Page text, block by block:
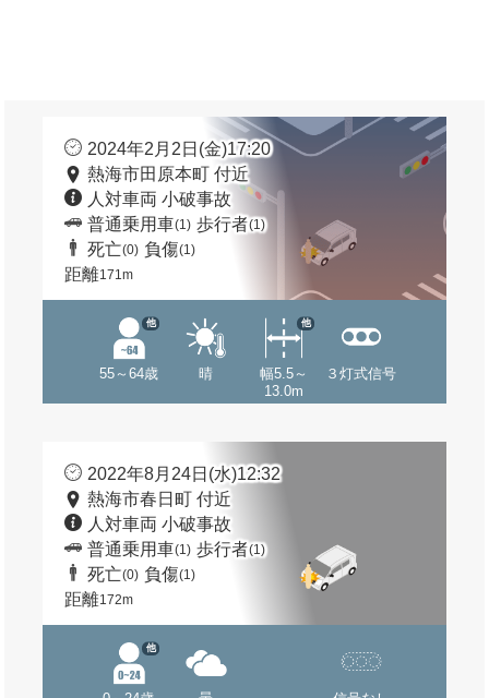
2024年2月2日(金)17:20
熱海市田原本町 付近
人対車両 小破事故
普通乗用車(1) 歩行者(1)
死亡(0) 負傷(1)
距離171m
55～64歳
他
晴
幅5.5～
13.0m
他
３灯式信号
2022年8月24日(水)12:32
熱海市春日町 付近
人対車両 小破事故
普通乗用車(1) 歩行者(1)
死亡(0) 負傷(1)
距離172m
他